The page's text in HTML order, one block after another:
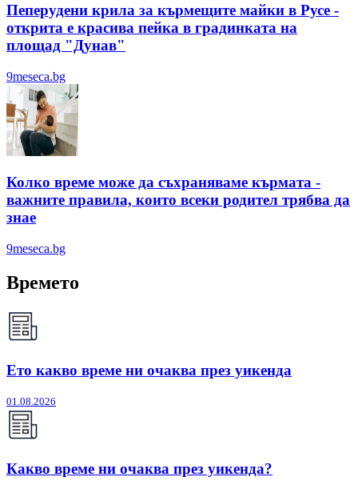
Пеперудени крила за кърмещите майки в Русе -
открита е красива пейка в градинката на
площад "Дунав"
9meseca.bg
Колко време може да съхраняваме кърмата -
важните правила, които всеки родител трябва да
знае
9meseca.bg
Времето
Ето какво време ни очаква през уикенда
01.08.2026
Какво време ни очаква през уикенда?